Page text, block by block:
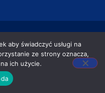
aby świadczyć usługi na
ze strony oznacza,
ich użycie.